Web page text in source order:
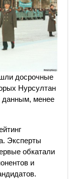
досрочные
Нурсултан
данным, менее
Эксперты
обкатали
и